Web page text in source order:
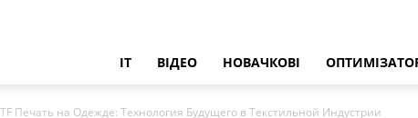
IT ВІДЕО НОВАЧКОВІ
Печать на Одежде: Технология Будущего в Текстильной Индустрии